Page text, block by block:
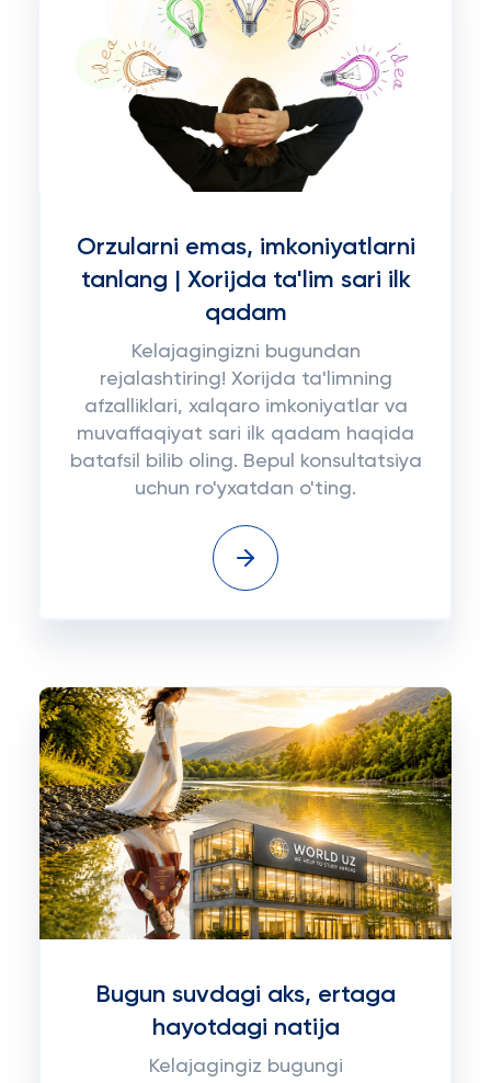
Orzularni emas, imkoniyatlarni
tanlang | Xorijda ta'lim sari ilk
qadam
Kelajagingizni bugundan
rejalashtiring! Xorijda ta'limning
afzalliklari, xalqaro imkoniyatlar va
muvaffaqiyat sari ilk qadam haqida
batafsil bilib oling. Bepul konsultatsiya
uchun ro'yxatdan o'ting.
Bugun suvdagi aks, ertaga
hayotdagi natija
Kelajagingiz bugungi